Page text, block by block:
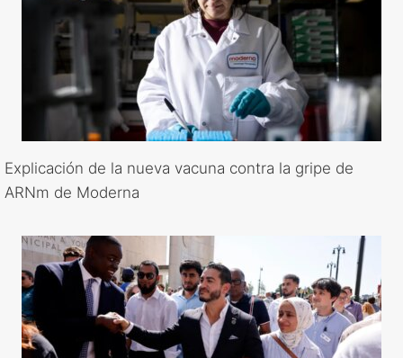
Explicación de la nueva vacuna contra la gripe de
ARNm de Moderna